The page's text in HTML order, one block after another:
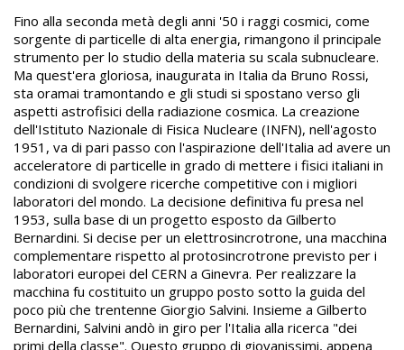
Fino alla seconda metà degli anni '50 i raggi cosmici, come
sorgente di particelle di alta energia, rimangono il principale
strumento per lo studio della materia su scala subnucleare.
Ma quest'era gloriosa, inaugurata in Italia da Bruno Rossi,
sta oramai tramontando e gli studi si spostano verso gli
aspetti astrofisici della radiazione cosmica. La creazione
dell'Istituto Nazionale di Fisica Nucleare (INFN), nell'agosto
1951, va di pari passo con l'aspirazione dell'Italia ad avere un
acceleratore di particelle in grado di mettere i fisici italiani in
condizioni di svolgere ricerche competitive con i migliori
laboratori del mondo. La decisione definitiva fu presa nel
1953, sulla base di un progetto esposto da Gilberto
Bernardini. Si decise per un elettrosincrotrone, una macchina
complementare rispetto al protosincrotrone previsto per i
laboratori europei del CERN a Ginevra. Per realizzare la
macchina fu costituito un gruppo posto sotto la guida del
poco più che trentenne Giorgio Salvini. Insieme a Gilberto
Bernardini, Salvini andò in giro per l'Italia alla ricerca "dei
primi della classe". Questo gruppo di giovanissimi, appena